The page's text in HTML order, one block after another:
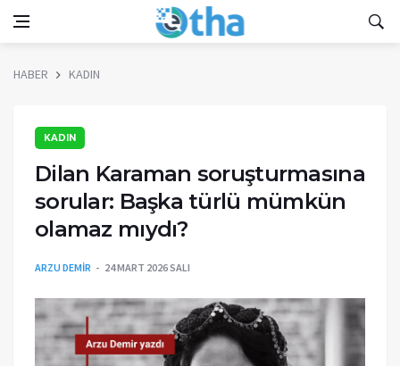
HABER KADIN
KADIN
Dilan Karaman soruşturmasına
sorular: Başka türlü mümkün
olamaz mıydı?
ARZU DEMİR 24 MART 2026 SALI